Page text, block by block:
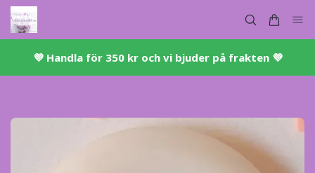
💜 ​Handla för 350 kr och vi bjuder på frakten 💜​